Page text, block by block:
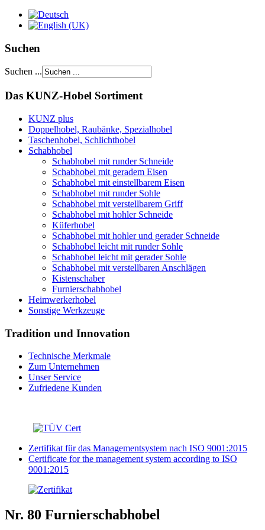
Suchen
Suchen ...
Das KUNZ-Hobel Sortiment
KUNZ plus
Doppelhobel, Raubänke, Spezialhobel
Taschenhobel, Schlichthobel
Schabhobel
Schabhobel mit runder Schneide
Schabhobel mit geradem Eisen
Schabhobel mit einstellbarem Eisen
Schabhobel mit runder Sohle
Schabhobel mit verstellbarem Griff
Schabhobel mit hohler Schneide
Küferhobel
Schabhobel mit hohler und gerader Schneide
Schabhobel leicht mit runder Sohle
Schabhobel leicht mit gerader Sohle
Schabhobel mit verstellbaren Anschlägen
Kistenschaber
Furnierschabhobel
Heimwerkerhobel
Sonstige Werkzeuge
Tradition und Innovation
Technische Merkmale
Zum Unternehmen
Unser Service
Zufriedene Kunden
Zertifikat für das Managementsystem nach ISO 9001:2015
Certificate for the management system according to ISO
9001:2015
Nr. 80 Furnierschabhobel